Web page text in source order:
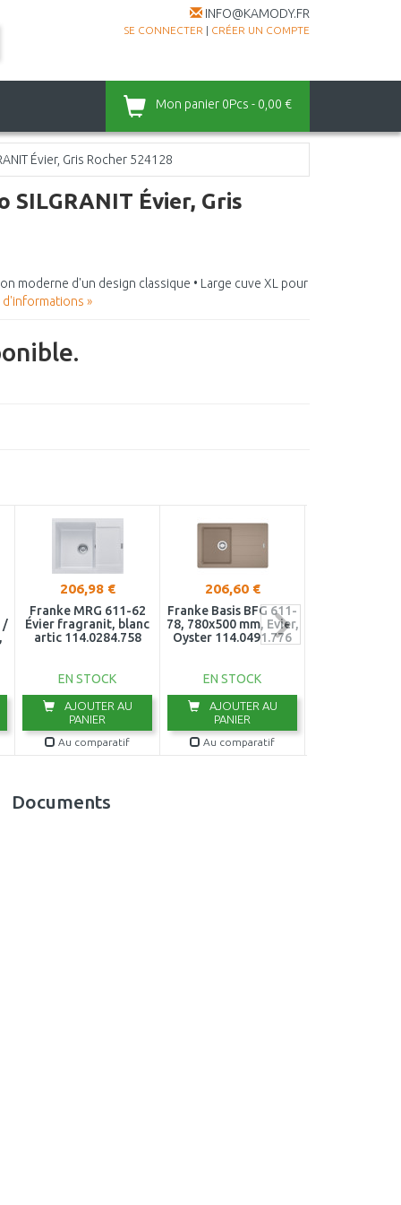
INFO@KAMODY.FR
SE CONNECTER | CRÉER UN COMPTE
Mon panier 0Pcs - 0,00 €
Évier, Gris Rocher 524128
SILGRANIT Évier, Gris
moderne d'un design classique • Large cuve XL pour
d'informations »
/
206,98 €
Franke MRG 611-62
Évier fragranit, blanc
artic 114.0284.758
EN STOCK
AJOUTER AU
PANIER
Au comparatif
206,60 €
Franke Basis BFG 611-
78, 780x500 mm, Evier,
Oyster 114.0491.776
EN STOCK
AJOUTER AU
PANIER
Au comparatif
Documents